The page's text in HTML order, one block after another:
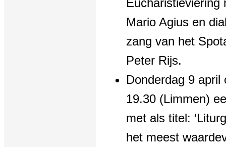
Eucharistieviering
Mario Agius en
zang van het
Peter Rijs.
Donderdag 9
19.30 (Limmen)
met als titel:
het meest